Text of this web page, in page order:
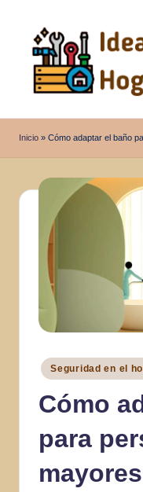
contenido
d
e
a
Inicio » Cómo adaptar el baño
Publicado
en
Seguridad en el
Cómo
para